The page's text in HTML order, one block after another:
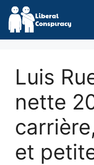
Skip
content
Luis
nette
et